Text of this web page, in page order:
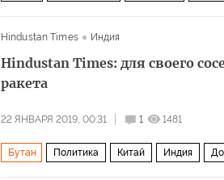
Hindustan Times Индия
Hindustan Times: для своего
ракета
22 ЯНВАРЯ 2019, 00:31 1 1481
Бутан Политика Китай Индия